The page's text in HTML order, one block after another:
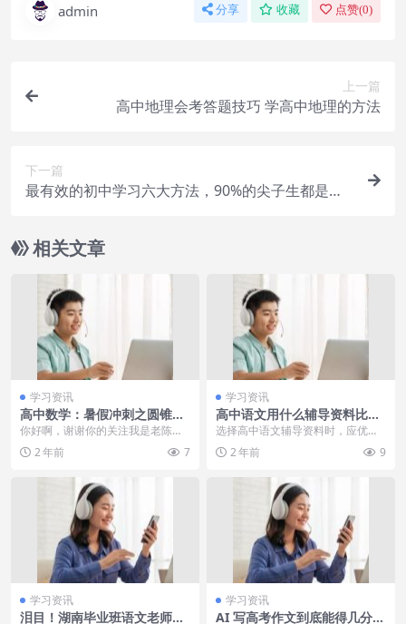
admin 分享 收藏 点赞(0)
上一篇
高中地理会考答题技巧 学高中地理的方法
下一篇
最有效的初中学习六大方法，90%的尖子生都是这
相关文章
学习资讯
高中数学：暑假冲刺之圆锥曲
线——椭圆入门+设而不求硬
你好啊，谢谢你的关注我是老陈，
一个热爱数学的老师，坚持白天上
课备课，下班后做自媒...
2 年前 7
学习资讯
高中语文用什么辅导资料比较
好 哪些值得买
选择高中语文辅导资料时，应优先
考虑与教材同步、内容权威且解析
详尽的书籍。同时，关...
2 年前 9
学习资讯
泪目！湖南毕业班语文老师的
学习资讯
AI 写高考作文到底能得几分？